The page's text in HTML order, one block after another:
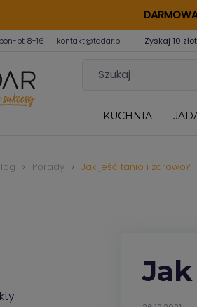
pon-pt 8-16 kontakt@tadar.pl Zyskaj 10
KUCHNIA
Porady Jak jeść tanio i zdrowo?